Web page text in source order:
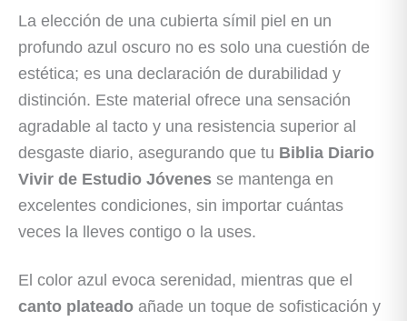
La elección de una cubierta símil piel en un
profundo azul oscuro no es solo una cuestión de
estética; es una declaración de durabilidad y
distinción. Este material ofrece una sensación
agradable al tacto y una resistencia superior al
desgaste diario, asegurando que tu Biblia Diario
Vivir de Estudio Jóvenes se mantenga en
excelentes condiciones, sin importar cuántas
veces la lleves contigo o la uses.
El color azul evoca serenidad, mientras que el
canto plateado añade un toque de sofisticación y